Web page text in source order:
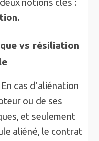
notions clés :
vs résiliation
cas d'aliénation
ou de ses
et seulement
aliéné, le contrat